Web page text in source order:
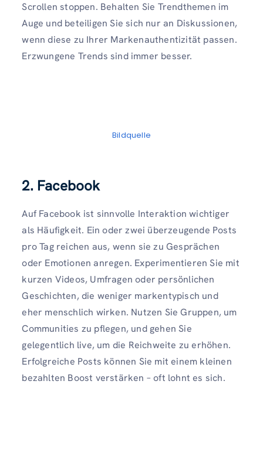
Scrollen stoppen. Behalten Sie Trendthemen im
Auge und beteiligen Sie sich nur an Diskussionen,
wenn diese zu Ihrer Markenauthentizität passen.
Erzwungene Trends sind immer besser.
Bildquelle
2. Facebook
Auf Facebook ist sinnvolle Interaktion wichtiger
als Häufigkeit. Ein oder zwei überzeugende Posts
pro Tag reichen aus, wenn sie zu Gesprächen
oder Emotionen anregen. Experimentieren Sie mit
kurzen Videos, Umfragen oder persönlichen
Geschichten, die weniger markentypisch und
eher menschlich wirken. Nutzen Sie Gruppen, um
Communities zu pflegen, und gehen Sie
gelegentlich live, um die Reichweite zu erhöhen.
Erfolgreiche Posts können Sie mit einem kleinen
bezahlten Boost verstärken – oft lohnt es sich.